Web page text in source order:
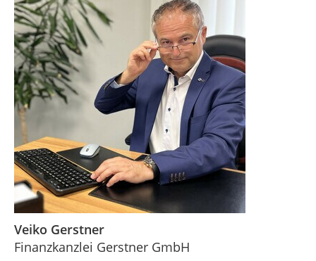
Veiko Gerstner
Finanzkanzlei Gerstner GmbH